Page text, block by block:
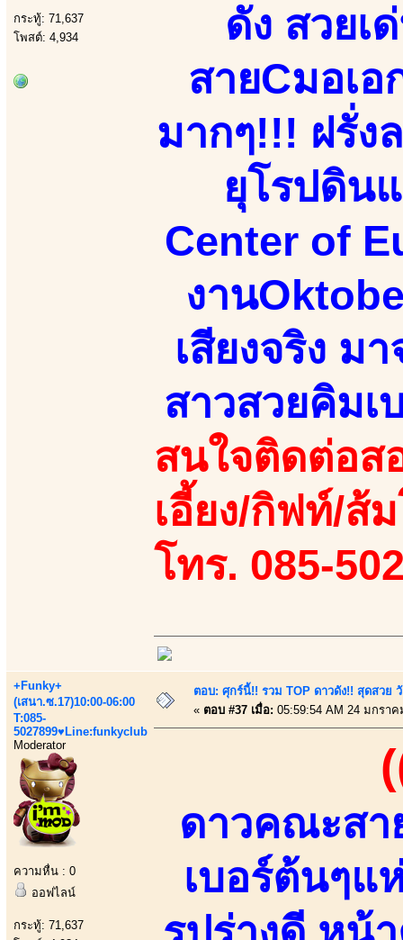
กระทู้: 71,637
โพสต์: 4,934
ดัง สวยเ
สายCมอเอ
มากๆ!!! ฝรั่ง
ยุโรปดิน
Center of
งาน
เสียงจริง ม
สาวสวยคิมเ
สนใจติดต่อส
เอี้ยง/กิฟท์/ส้
โทร. 085-
+Funky+
(เสนา.ซ.17)10:00-06:00
T:085-
5027899♥Line:funkyclub
Moderator
ความหื่น : 0
ออฟไลน์
กระทู้: 71,637
ตอบ: ศุกร์นี้!! รวม TOP ดาวดัง!! สุดสวย
« ตอบ #37 เมื่อ: 05:59:54 AM 24 มกราค
ดาวคณะสา
เบอร์ต้นๆแ